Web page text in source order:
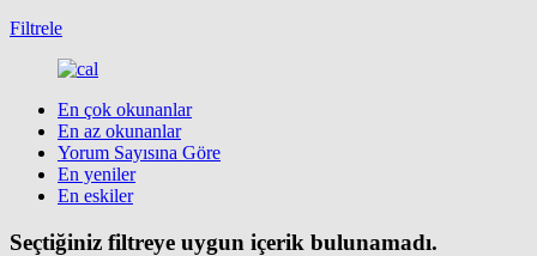
Filtrele
En çok okunanlar
En az okunanlar
Yorum Sayısına Göre
En yeniler
En eskiler
Seçtiğiniz filtreye uygun içerik bulunamadı.